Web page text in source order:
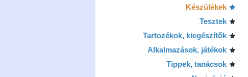
Készülékek
Tesztek
Tartozékok, kiegészítők
Alkalmazások, játékok
Tippek, tanácsok